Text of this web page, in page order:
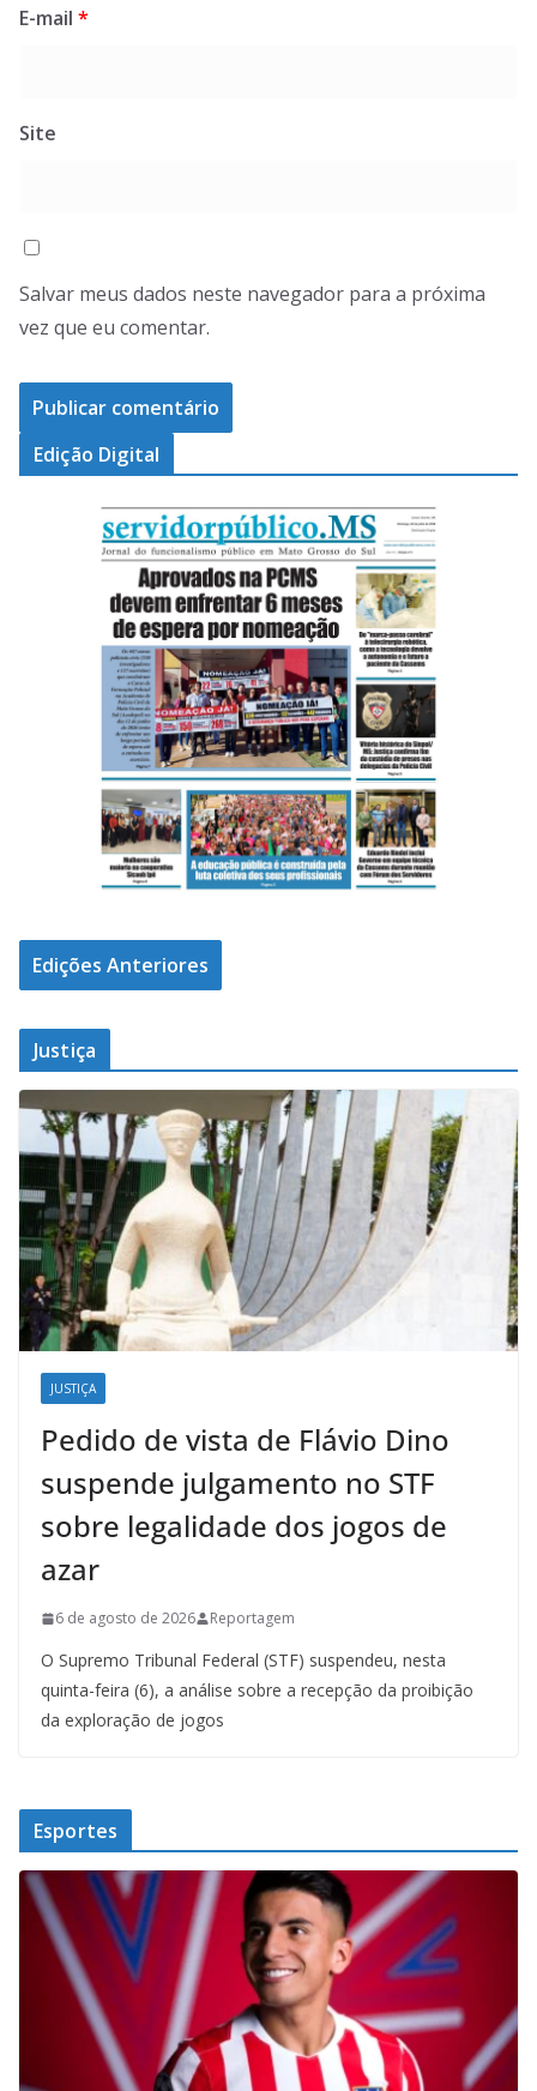
E-mail *
Site
Salvar meus dados neste navegador para a próxima
vez que eu comentar.
Edição Digital
Edições Anteriores
Justiça
JUSTIÇA
Pedido de vista de Flávio Dino
suspende julgamento no STF
sobre legalidade dos jogos de
azar
6 de agosto de 2026 Reportagem
O Supremo Tribunal Federal (STF) suspendeu, nesta
quinta-feira (6), a análise sobre a recepção da proibição
da exploração de jogos
Esportes